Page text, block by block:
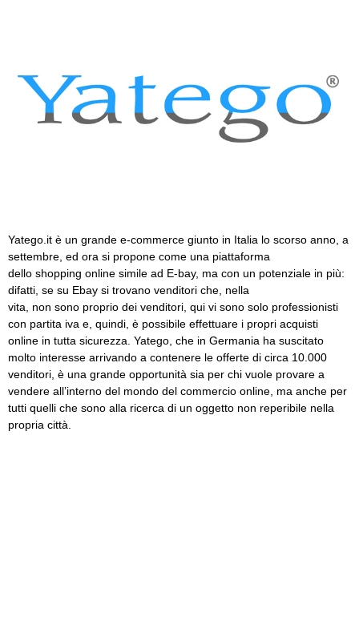
Yatego.it è un grande e-commerce giunto in Italia lo scorso anno, a
settembre, ed ora si propone come una piattaforma
dello shopping online simile ad E-bay, ma con un potenziale in più:
difatti, se su Ebay si trovano venditori che, nella
vita, non sono proprio dei venditori, qui vi sono solo professionisti
con partita iva e, quindi, è possibile effettuare i propri acquisti
online in tutta sicurezza. Yatego, che in Germania ha suscitato
molto interesse arrivando a contenere le offerte di circa 10.000
venditori, è una grande opportunità sia per chi vuole provare a
vendere all’interno del mondo del commercio online, ma anche per
tutti quelli che sono alla ricerca di un oggetto non reperibile nella
propria città.